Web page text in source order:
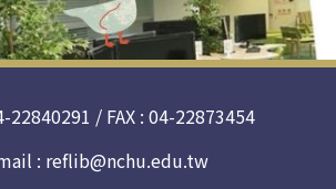
22840291 / FAX : 04-22873454
: reflib@nchu.edu.tw